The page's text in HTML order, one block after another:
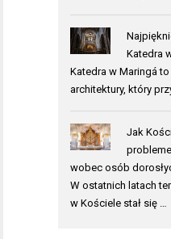
Katedra
Katedra w Maringá
architektury, który
Jak
wobec osób
W ostatnich latach
w Kościele stał się …